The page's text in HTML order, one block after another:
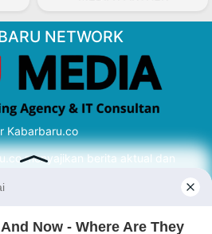
NETWORK
Kabarbaru.co
menyajikan berita aktual dan
dari sumber yang tepat.
Kabarbaru